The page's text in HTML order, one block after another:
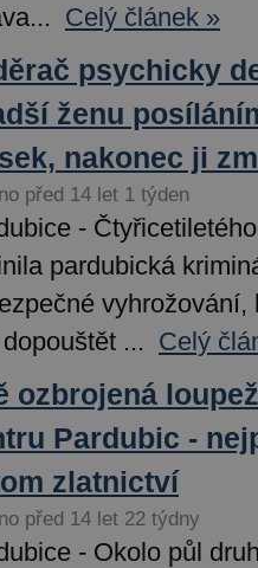
Celý článek »
psychicky
ženu
nakonec ji
před 14 let 1 týden
-
pardubická
vyhrožování,
... Celý
ozbrojená
Pardubic -
zlatnictví
před 14 let 22 týdny
- Okolo půl